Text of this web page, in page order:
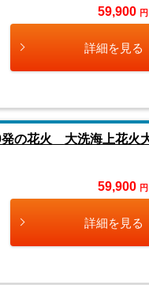
59,900
詳細を見る
発の花火 大洗海上花火
59,900
詳細を見る